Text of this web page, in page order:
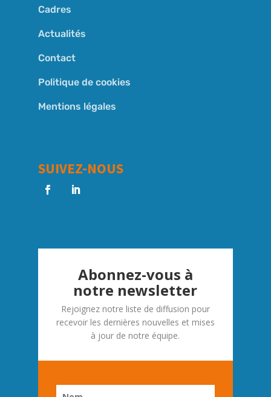
Cadres
Actualités
Contact
Politique de cookies
Mentions légales
SUIVEZ-NOUS
Abonnez-vous à
notre newsletter
Rejoignez notre liste de diffusion pour
recevoir les dernières nouvelles et mises
à jour de notre équipe.